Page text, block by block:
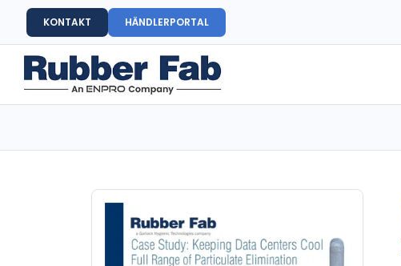
KONTAKT HÄNDLERPORTAL